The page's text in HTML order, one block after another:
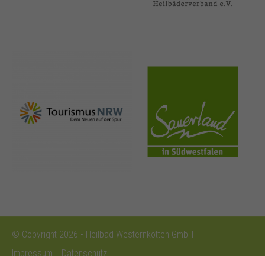
nrw-
tourismus.de
sauerland.co
m
© Copyright 2026 • Heilbad Westernkotten GmbH
Impressum
Datenschutz